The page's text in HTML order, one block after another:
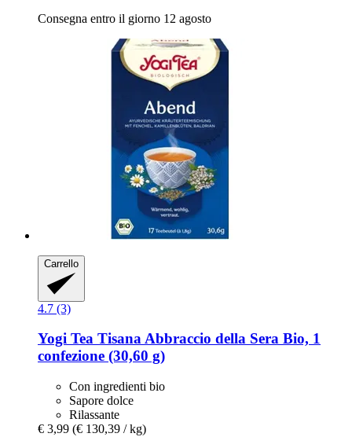
Consegna entro il giorno 12 agosto
Carrello
4.7 (3)
Yogi Tea Tisana Abbraccio della Sera Bio, 1
confezione (30,60 g)
Con ingredienti bio
Sapore dolce
Rilassante
€ 3,99 (€ 130,39 / kg)